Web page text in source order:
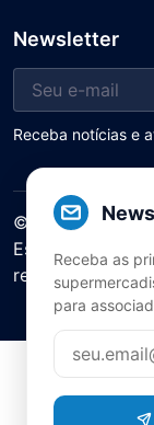
Receba as
para
Newsletter
Receba notícias e
© 2025 ASERJ
Estado do
reservados.
Política